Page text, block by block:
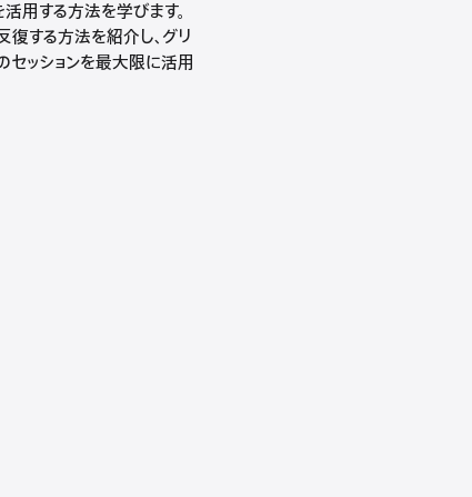
用する方法を学びます。
復する方法を紹介し、グリ
セッションを最大限に活用